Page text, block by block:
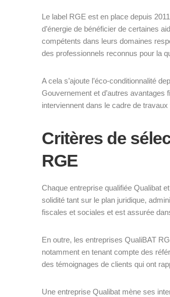
Le label RGE est en place depuis
d’énergie de bénéficier de certaines
compétents dans leurs domaines
des professionnels reconnus pour la
A cela s’ajoute l’éco-conditionnalité
Gouvernement et d’autres
interviennent dans le cadre de travaux
Critères de
RGE
Chaque entreprise qualifiée Qualibat
solidité tant sur le plan juridique,
fiscales et sociales et est assurée
En outre, les entreprises QualiBAT
notamment en tenant compte des
des témoignages de clients qui ont
Une entreprise Qualibat mène ses